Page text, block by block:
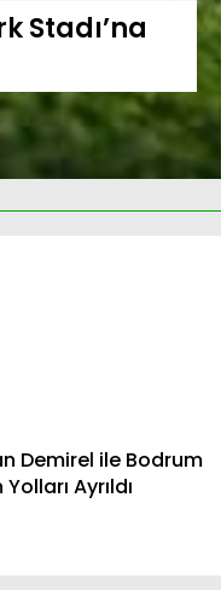
Stadı’na
Demirel ile Bodrum
Yolları Ayrıldı